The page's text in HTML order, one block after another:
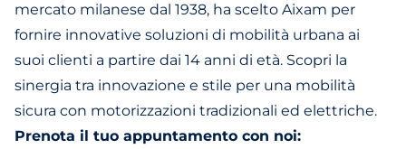
mercato milanese dal 1938, ha scelto Aixam per
fornire innovative soluzioni di mobilità urbana ai
suoi clienti a partire dai 14 anni di età. Scopri la
sinergia tra innovazione e stile per una mobilità
sicura con motorizzazioni tradizionali ed elettriche.
Prenota il tuo appuntamento con noi: